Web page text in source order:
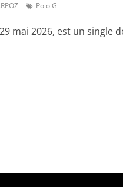
Polo G
mai 2026, est un single